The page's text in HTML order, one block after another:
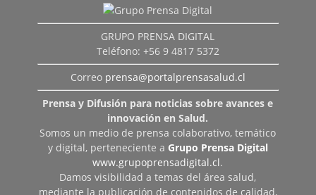
GRUPO PRENSA DIGITAL
Teléfono: +56 9 4817 5372
Correo prensa@portalprensasalud.cl
Prensa y Difusión para noticias sobre avances e
innovación en Salud.
Somos un medio de prensa colaborativo, temático
y digital, perteneciente a Grupo Prensa Digital
www.grupoprensadigital.cl.
Damos visibilidad a temas del área salud,
mediante la publicación de contenidos de calidad,